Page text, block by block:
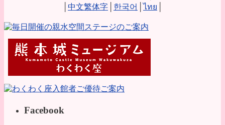
中文繁体字 한국어 │ไทย
Facebook